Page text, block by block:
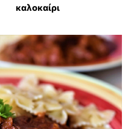
καλοκαίρι